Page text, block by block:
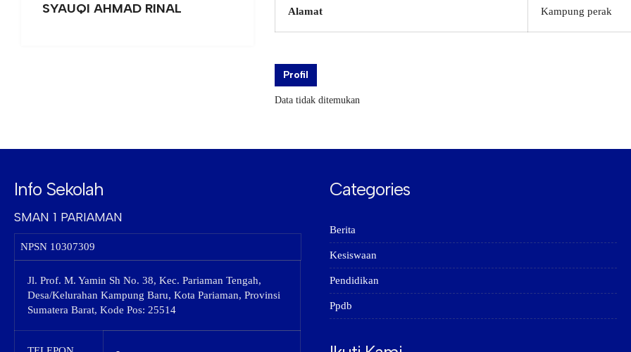
SYAUQI AHMAD RINAL Alamat Kampung perak
Profil
Data tidak ditemukan
Info Sekolah
SMAN 1 PARIAMAN
NPSN 10307309
Jl. Prof. M. Yamin Sh No. 38, Kec. Pariaman Tengah,
Desa/Kelurahan Kampung Baru, Kota Pariaman, Provinsi
Sumatera Barat, Kode Pos: 25514
Categories
Berita
Kesiswaan
Pendidikan
Ppdb